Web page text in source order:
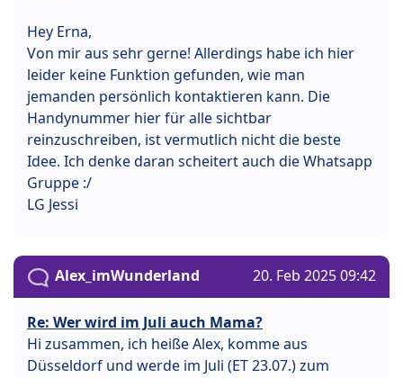
Hey Erna,
Von mir aus sehr gerne! Allerdings habe ich hier
leider keine Funktion gefunden, wie man
jemanden persönlich kontaktieren kann. Die
Handynummer hier für alle sichtbar
reinzuschreiben, ist vermutlich nicht die beste
Idee. Ich denke daran scheitert auch die Whatsapp
Gruppe :/
LG Jessi
Alex_imWunderland 20. Feb 2025 09:42
Re: Wer wird im Juli auch Mama?
Hi zusammen, ich heiße Alex, komme aus
Düsseldorf und werde im Juli (ET 23.07.) zum